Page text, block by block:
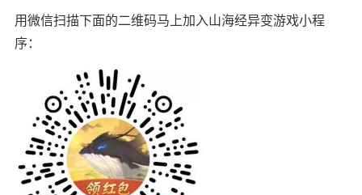
用微信扫描下面的二维码马上加入山海经异变游戏小程
序：